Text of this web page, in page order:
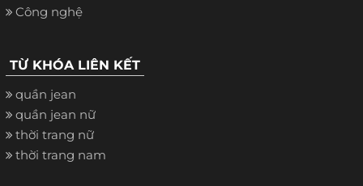
Công nghệ
TỪ KHÓA LIÊN KẾT
quần jean
quần jean nữ
thời trang nữ
thời trang nam